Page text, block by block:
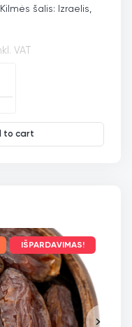
šalis: Izraelis,
VAT
to cart
IŠPARDAVIMAS!